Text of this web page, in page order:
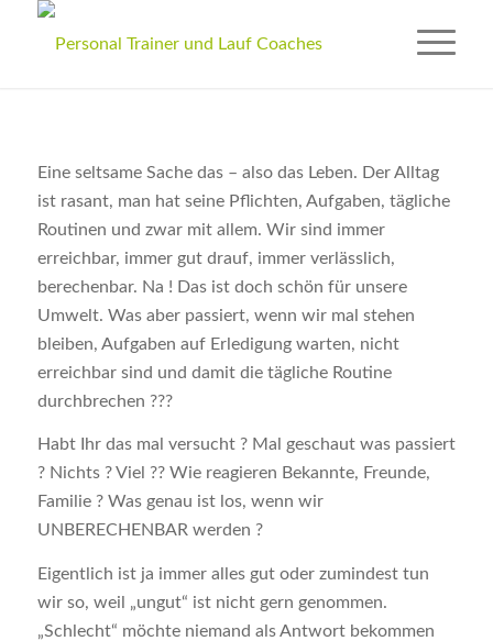
Eine seltsame Sache das – also das Leben. Der Alltag
ist rasant, man hat seine Pflichten, Aufgaben, tägliche
Routinen und zwar mit allem. Wir sind immer
erreichbar, immer gut drauf, immer verlässlich,
berechenbar. Na ! Das ist doch schön für unsere
Umwelt. Was aber passiert, wenn wir mal stehen
bleiben, Aufgaben auf Erledigung warten, nicht
erreichbar sind und damit die tägliche Routine
durchbrechen ???
Habt Ihr das mal versucht ? Mal geschaut was passiert
? Nichts ? Viel ?? Wie reagieren Bekannte, Freunde,
Familie ? Was genau ist los, wenn wir
UNBERECHENBAR werden ?
Eigentlich ist ja immer alles gut oder zumindest tun
wir so, weil „ungut“ ist nicht gern genommen.
„Schlecht“ möchte niemand als Antwort bekommen